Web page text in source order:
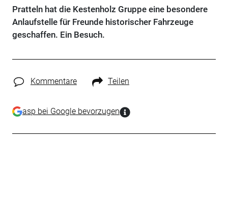
Pratteln hat die Kestenholz Gruppe eine besondere
Anlaufstelle für Freunde historischer Fahrzeuge
geschaffen. Ein Besuch.
Kommentare Teilen
asp bei Google bevorzugen